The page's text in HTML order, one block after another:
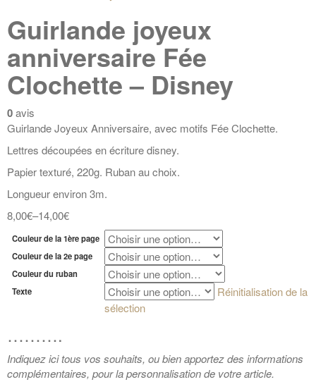
Guirlande joyeux
anniversaire Fée
Clochette – Disney
0avis
Guirlande Joyeux Anniversaire, avec motifs Fée Clochette.
Lettres découpées en écriture disney.
Papier texturé, 220g. Ruban au choix.
Longueur environ 3m.
8,00€–14,00€
Couleur de la 1ère page
Couleur de la 2e page
Couleur du ruban
Texte
Réinitialisation de la
sélection
……….
Indiquez ici tous vos souhaits, ou bien apportez des informations
complémentaires, pour la personnalisation de votre article.